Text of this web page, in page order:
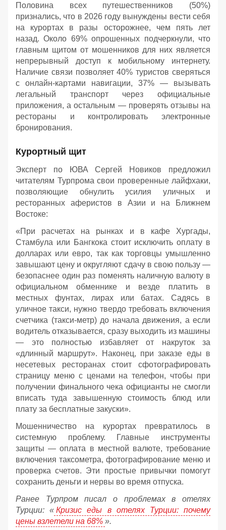
Половина всех путешественников (50%)
признались, что в 2026 году вынуждены вести себя
на курортах в разы осторожнее, чем пять лет
назад. Около 69% опрошенных подчеркнули, что
главным щитом от мошенников для них является
непрерывный доступ к мобильному интернету.
Наличие связи позволяет 40% туристов сверяться
с онлайн-картами навигации, 37% — вызывать
легальный транспорт через официальные
приложения, а остальным — проверять отзывы на
рестораны и контролировать электронные
бронирования.
Курортный щит
Эксперт по ЮВА Сергей Новиков предложил
читателям Турпрома свои проверенные лайфхаки,
позволяющие обнулить усилия уличных и
ресторанных аферистов в Азии и на Ближнем
Востоке:
«При расчетах на рынках и в кафе Хургады,
Стамбула или Бангкока стоит исключить оплату в
долларах или евро, так как торговцы умышленно
завышают цену и округляют сдачу в свою пользу —
безопаснее один раз поменять наличную валюту в
официальном обменнике и везде платить в
местных фунтах, лирах или батах. Садясь в
уличное такси, нужно твердо требовать включения
счетчика (такси-метр) до начала движения, а если
водитель отказывается, сразу выходить из машины
— это полностью избавляет от накруток за
«длинный маршрут». Наконец, при заказе еды в
несетевых ресторанах стоит сфотографировать
страницу меню с ценами на телефон, чтобы при
получении финального чека официанты не смогли
вписать туда завышенную стоимость блюд или
плату за бесплатные закуски».
Мошенничество на курортах превратилось в
системную проблему. Главные инструменты
защиты — оплата в местной валюте, требование
включения таксометра, фотографирование меню и
проверка счетов. Эти простые привычки помогут
сохранить деньги и нервы во время отпуска.
Ранее Турпром писал о проблемах в отелях
Турции: « Кризис еды в отелях Турции: почему
цены взлетели на 68% ».